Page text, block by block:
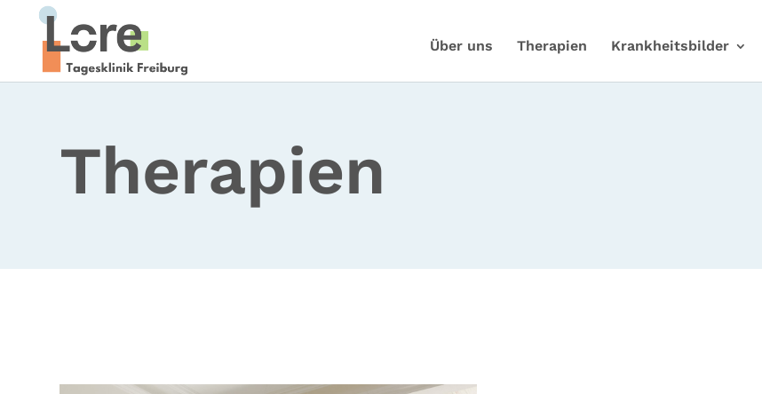
Über uns Therapien Krankheitsbilder
Therapien